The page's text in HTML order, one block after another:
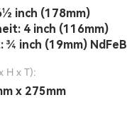
inch (178mm)
4 inch (116mm)
¾ inch (19mm) NdFeB
H x T):
x 275mm